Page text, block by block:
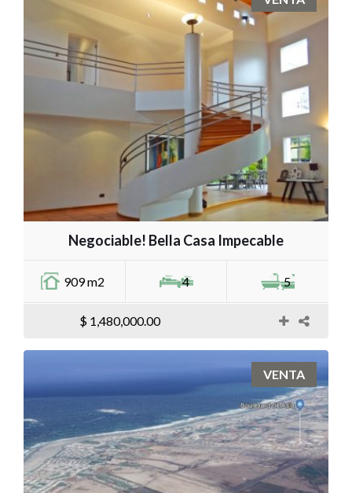
Negociable! Bella Casa Impecable
909 m2 4 5
$ 1,480,000.00
VENTA